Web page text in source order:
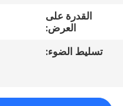
القدرة على
العرض:
تسليط الضوء: